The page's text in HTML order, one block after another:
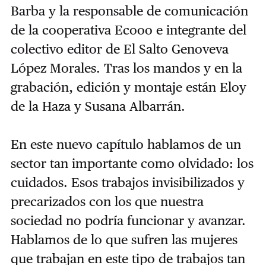
Barba y la responsable de comunicación
de la cooperativa Ecooo e integrante del
colectivo editor de El Salto Genoveva
López Morales. Tras los mandos y en la
grabación, edición y montaje están Eloy
de la Haza y Susana Albarrán.
En este nuevo capítulo hablamos de un
sector tan importante como olvidado: los
cuidados. Esos trabajos invisibilizados y
precarizados con los que nuestra
sociedad no podría funcionar y avanzar.
Hablamos de lo que sufren las mujeres
que trabajan en este tipo de trabajos tan